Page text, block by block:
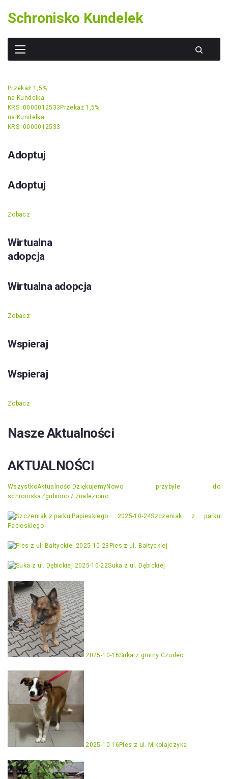
content
Schronisko Kundelek
Przekaż 1,5%
na Kundelka
KRS: 0000012533 Przekaż 1,5%
na Kundelka
KRS: 0000012533
Adoptuj
Adoptuj
Zobacz
Wirtualna
adopcja
Wirtualna adopcja
Zobacz
Wspieraj
Wspieraj
Zobacz
Nasze Aktualności
AKTUALNOŚCI
WszystkoAktualności DziękujemyNowo przybyłe do
schroniska Zgubiono / znaleziono
2025-10-24Szczeniak z parku
Papieskiego
2025-10-23 Pies z ul. Bałtyckiej
2025-10-22Suka z ul. Dębickiej
2025-10-16Suka z gminy Czudec
2025-10-16 Pies z ul. Mikołajczyka